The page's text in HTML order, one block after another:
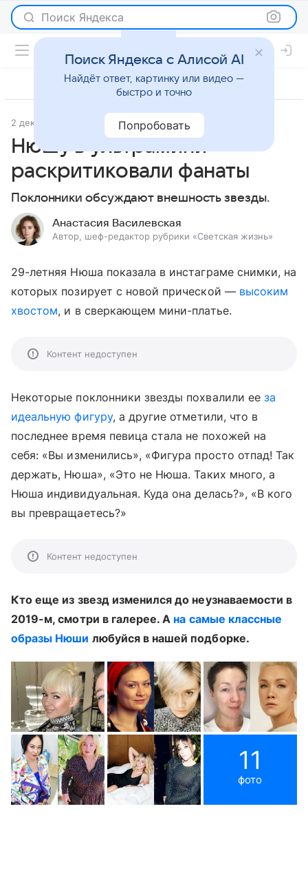
Поиск Яндекса
2 декабря 2019 Светская жизнь
Нюшу в ультрамини
раскритиковали фанаты
Поклонники обсуждают внешность звезды.
Анастасия Василевская
Автор, шеф-редактор рубрики «Светская жизнь»
29-летняя Нюша показала в инстаграме снимки, на
которых позирует с новой прической — высоким
хвостом, и в сверкающем мини-платье.
Контент недоступен
Некоторые поклонники звезды похвалили ее за
идеальную фигуру, а другие отметили, что в
последнее время певица стала не похожей на
себя: «Вы изменились», «Фигура просто отпад! Так
держать, Нюша», «Это не Нюша. Таких много, а
Нюша индивидуальная. Куда она делась?», «В кого
вы превращаетесь?»
Контент недоступен
Кто еще из звезд изменился до неузнаваемости в
2019-м, смотри в галерее. А на самые классные
образы Нюши любуйся в нашей подборке.
11
фото
Поиск Яндекса с Алисой AI
Найдёт ответ, картинку или видео —
быстро и точно
Попробовать